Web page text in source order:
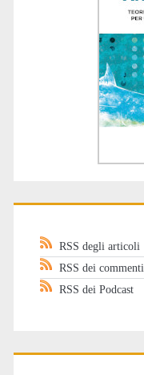
RSS degli articoli
RSS dei commenti
RSS dei Podcast